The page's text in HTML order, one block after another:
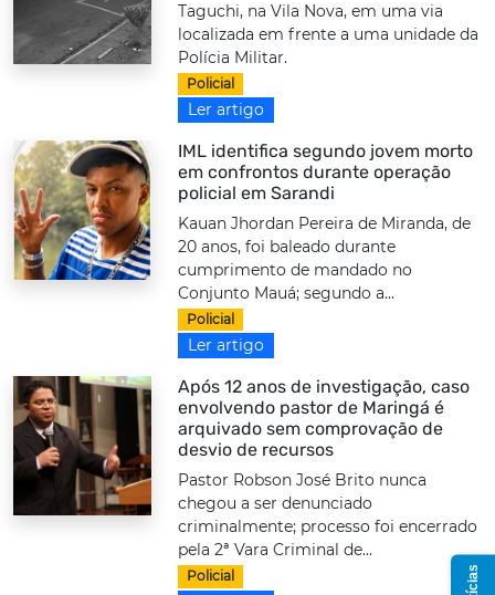
Taguchi, na Vila Nova, em uma via
localizada em frente a uma unidade da
Polícia Militar.
Policial
Ler artigo
IML identifica segundo jovem morto
em confrontos durante operação
policial em Sarandi
Kauan Jhordan Pereira de Miranda, de
20 anos, foi baleado durante
cumprimento de mandado no
Conjunto Mauá; segundo a...
Policial
Ler artigo
Após 12 anos de investigação, caso
envolvendo pastor de Maringá é
arquivado sem comprovação de
desvio de recursos
Pastor Robson José Brito nunca
chegou a ser denunciado
criminalmente; processo foi encerrado
pela 2ª Vara Criminal de...
Policial